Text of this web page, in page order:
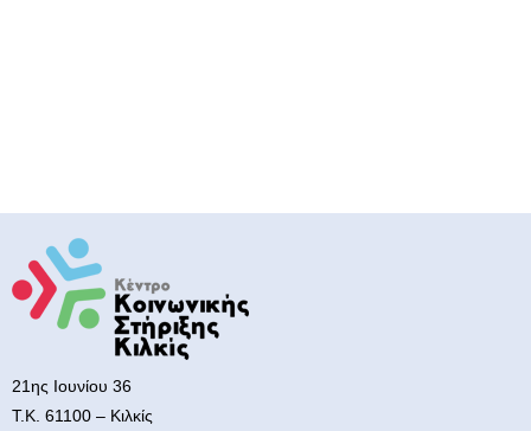
21ης Ιουνίου 36
Τ.Κ. 61100 – Κιλκίς